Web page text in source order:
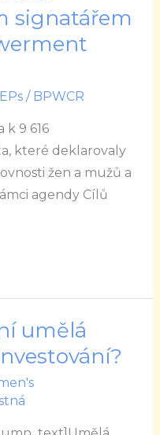
signatářem
/ BPWCR
k 9 616
které deklarovaly
žen a mužů a
agendy Cílů
umělá